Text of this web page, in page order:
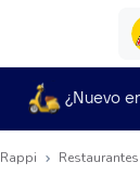
¿Nuevo
Rappi